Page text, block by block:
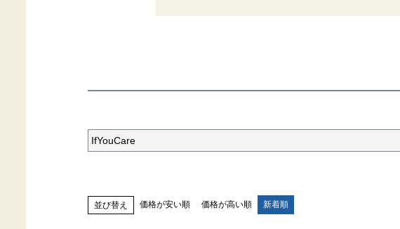
IfYouCare
並び替え 価格が安い順 価格が高い順 新着順